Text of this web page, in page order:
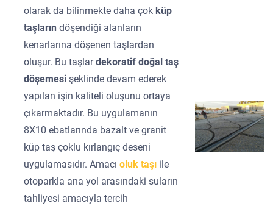
olarak da bilinmekte daha çok küp
taşların döşendiği alanların
kenarlarına döşenen taşlardan
oluşur. Bu taşlardekoratif doğal taş
döşemesişeklinde devam ederek
yapılan işin kaliteli oluşunu ortaya
çıkarmaktadır. Bu uygulamanın
8X10 ebatlarında bazalt ve granit
küp taş çoklu kırlangıç deseni
uygulamasıdır. Amacıoluk taşı ile
otoparkla ana yol arasındaki suların
tahliyesi amacıyla tercih